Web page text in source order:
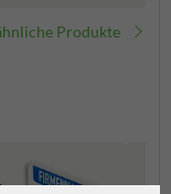
Produkte